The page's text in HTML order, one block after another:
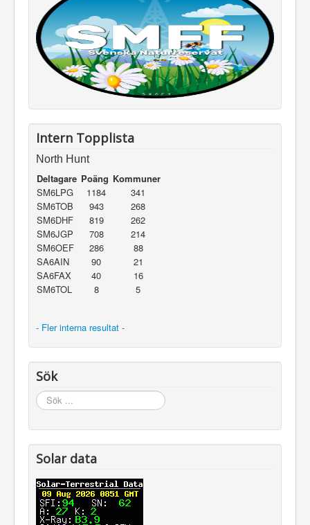
Intern Topplista
North Hunt
Deltagare Poäng Kommuner
SM6LPG
1184
341
SM6TOB
943
268
SM6DHF
819
262
SM6JGP
708
214
SM6OEF
286
88
SA6AIN
90
21
SA6FAX
40
16
SM6TOL
8 5
- Fler interna resultat -
Sök
Sök
...
Solar data